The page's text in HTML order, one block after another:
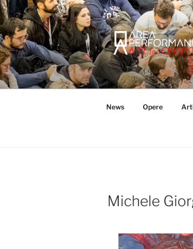
Salta
al
contenuto
AREA
Sito ufficiale della
News Opere
Michele